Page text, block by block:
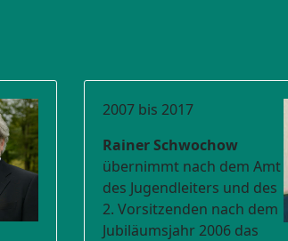
2007 bis 2017
Rainer Schwochow
übernimmt nach dem Amt
des Jugendleiters und des
2. Vorsitzenden nach dem
Jubiläumsjahr 2006 das